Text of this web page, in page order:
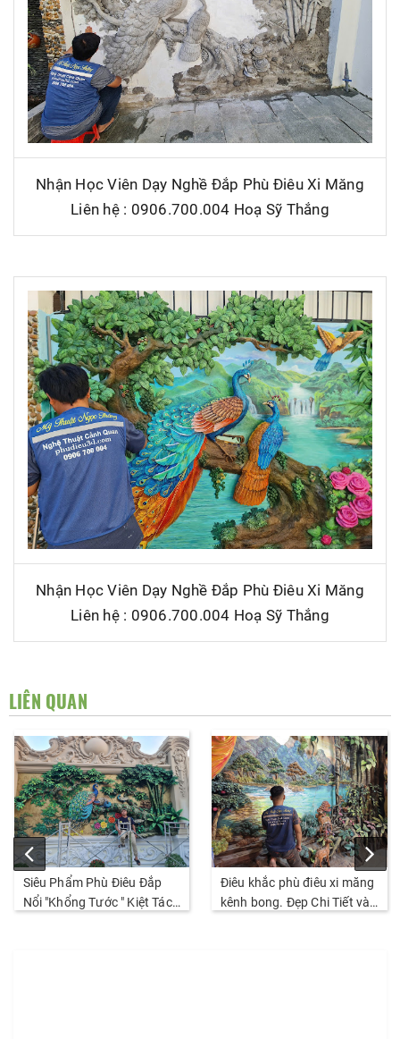
Nhận Học Viên Dạy Nghề Đắp Phù Điêu Xi Măng
Liên hệ : 0906.700.004 Hoạ Sỹ Thắng
Nhận Học Viên Dạy Nghề Đắp Phù Điêu Xi Măng
Liên hệ : 0906.700.004 Hoạ Sỹ Thắng
LIÊN QUAN
Siêu Phẩm Phù Điêu Đắp
Nổi "Khổng Tước " Kiệt Tác
Điêu khắc phù điêu xi măng
kênh bong. Đẹp Chi Tiết và